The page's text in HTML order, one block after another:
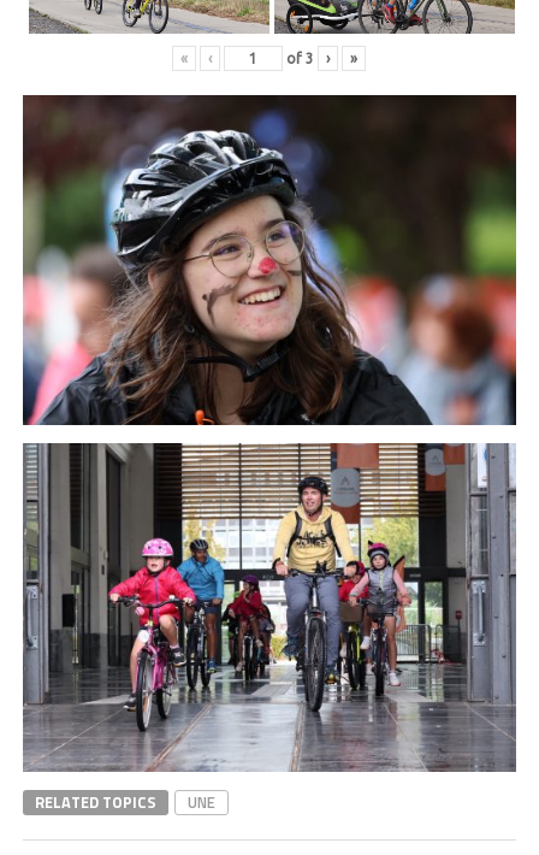
« ‹ of3 › »
RELATED TOPICS UNE